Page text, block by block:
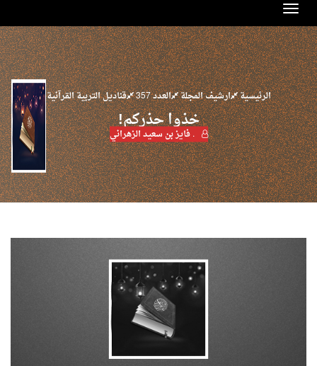
Toggle
navigation
الرئيسية ارشيف المجلة العدد 357 قناديل التربية القرآنية
خذوا حذركم!
. فايز بن سعيد الزهراني